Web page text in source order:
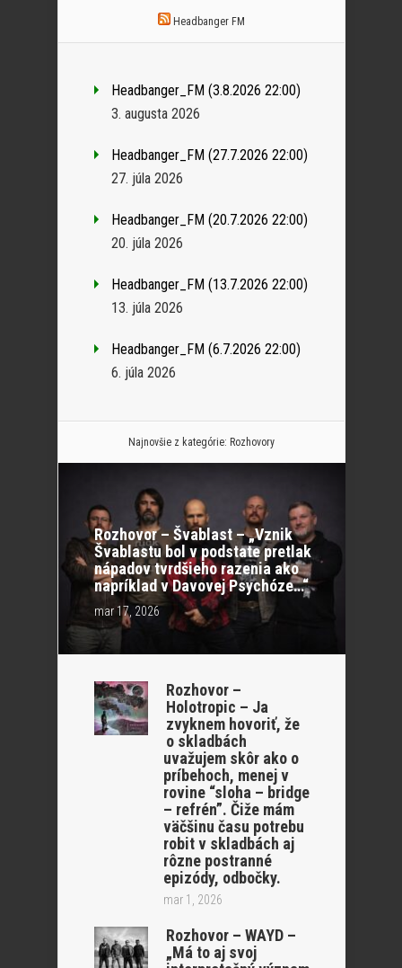
Headbanger FM
Headbanger_FM (3.8.2026 22:00)
3. augusta 2026
Headbanger_FM (27.7.2026 22:00)
27. júla 2026
Headbanger_FM (20.7.2026 22:00)
20. júla 2026
Headbanger_FM (13.7.2026 22:00)
13. júla 2026
Headbanger_FM (6.7.2026 22:00)
6. júla 2026
Najnovšie z kategórie: Rozhovory
Rozhovor – Švablast – „Vznik
Švablastu bol v podstate pretlak
nápadov tvrdšieho razenia ako
napríklad v Davovej Psychóze…“
mar 17, 2026
Rozhovor –
Holotropic – Ja
zvyknem hovoriť, že
o skladbách
uvažujem skôr ako o
príbehoch, menej v
rovine “sloha – bridge
– refrén”. Čiže mám
väčšinu času potrebu
robit v skladbách aj
rôzne postranné
epizódy, odbočky.
mar 1, 2026
Rozhovor – WAYD –
„Má to aj svoj